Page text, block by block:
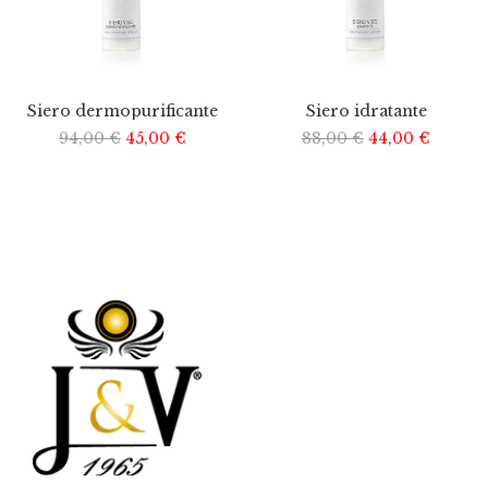
Siero dermopurificante
94,00€ 45,00 €
Siero idratante
88,00€ 44,00 €